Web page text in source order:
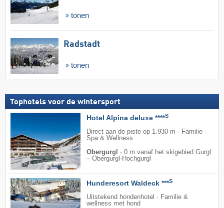
tonen
Radstadt
tonen
Tophotels voor de wintersport
Hotel Alpina deluxe ****S
Direct aan de piste op 1.930 m · Familie ·
Spa & Wellness
Obergurgl
· 0 m vanaf het skigebied Gurgl
– Obergurgl-Hochgurgl
Hunderesort Waldeck ***S
Uitstekend hondenhotel · Familie &
wellness met hond